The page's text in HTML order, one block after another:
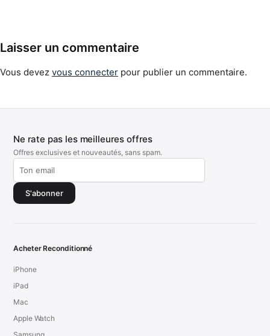
Laisser un commentaire
Vous devez vous connecter pour publier un commentaire.
Ne rate pas les meilleures offres
Offres exclusives et nouveautés, sans spam.
S'abonner
Acheter Reconditionné
iPhone
iPad
Mac
Apple Watch